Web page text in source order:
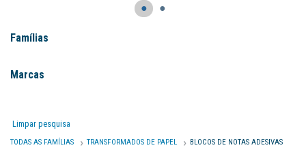
● ●
Famílias
Marcas
Limpar pesquisa
TODAS AS FAMÍLIAS TRANSFORMADOS DE PAPEL BLOCOS DE NOTAS ADESIVAS